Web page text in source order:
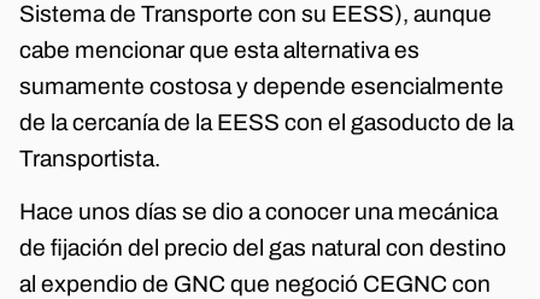
Sistema de Transporte con su EESS), aunque
cabe mencionar que esta alternativa es
sumamente costosa y depende esencialmente
de la cercanía de la EESS con el gasoducto de la
Transportista.
Hace unos días se dio a conocer una mecánica
de fijación del precio del gas natural con destino
al expendio de GNC que negoció CEGNC con